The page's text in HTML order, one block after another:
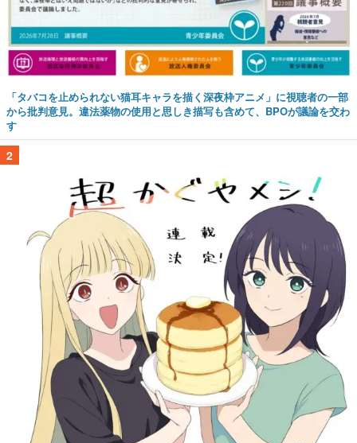
「タバコを止められない猫耳キャラを描く深夜枠アニメ」に視聴者の一部
から批判意見。違法薬物の使用と思しき描写も含めて、BPOが議論を交わ
す
2